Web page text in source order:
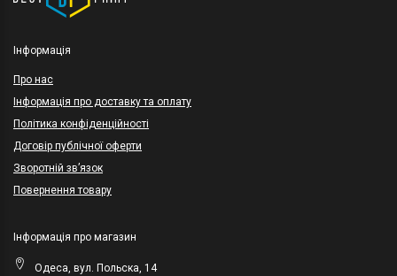
Інформація
Про нас
Інформація про доставку та оплату
Політика конфіденційності
Договір публічної оферти
Зворотній зв’язок
Повернення товару
Інформація про магазин
Одеса, вул. Польска, 14